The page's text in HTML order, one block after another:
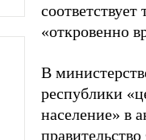
«откровенно
В
республики
население» в